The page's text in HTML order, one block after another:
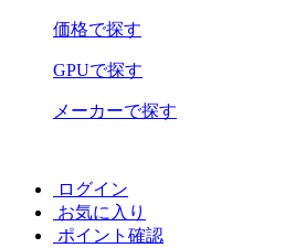
価格で探す
GPUで探す
メーカーで探す
ログイン
お気に入り
ポイント確認